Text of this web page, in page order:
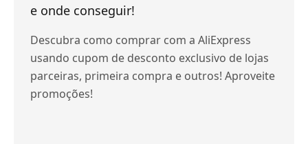
e onde conseguir!
Descubra como comprar com a AliExpress
usando cupom de desconto exclusivo de lojas
parceiras, primeira compra e outros! Aproveite
promoções!